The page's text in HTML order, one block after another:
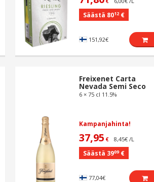
Säästä 8012€
151,92€
Freixenet Carta
Nevada Semi Seco
6 × 75 cl 11.5%
Kampanjahinta!
37,95 € 8,45€ /L
Säästä 3909€
77,04€